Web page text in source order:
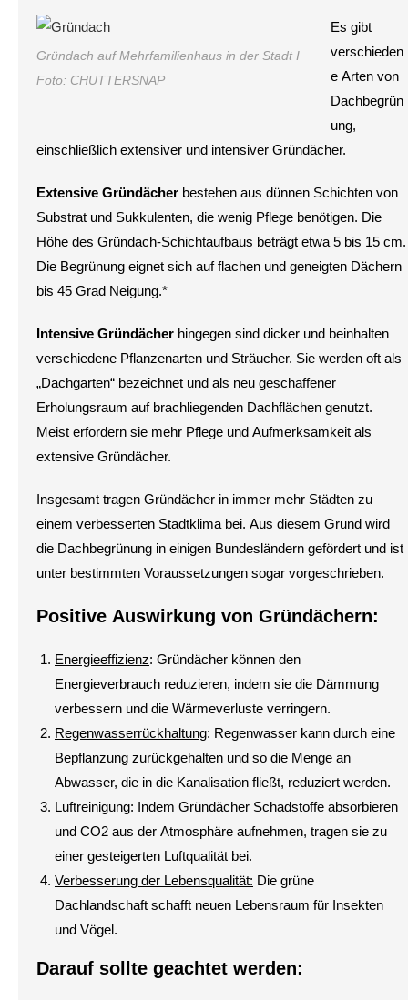
Gründach auf Mehrfamilienhaus in der Stadt I
Foto: CHUTTERSNAP
Es gibt
verschieden
e Arten von
Dachbegrün
ung,
einschließlich extensiver und intensiver Gründächer.
Extensive Gründächer bestehen aus dünnen Schichten von
Substrat und Sukkulenten, die wenig Pflege benötigen. Die
Höhe des Gründach-Schichtaufbaus beträgt etwa 5 bis 15 cm.
Die Begrünung eignet sich auf flachen und geneigten Dächern
bis 45 Grad Neigung.*
Intensive Gründächer hingegen sind dicker und beinhalten
verschiedene Pflanzenarten und Sträucher. Sie werden oft als
„Dachgarten“ bezeichnet und als neu geschaffener
Erholungsraum auf brachliegenden Dachflächen genutzt.
Meist erfordern sie mehr Pflege und Aufmerksamkeit als
extensive Gründächer.
Insgesamt tragen Gründächer in immer mehr Städten zu
einem verbesserten Stadtklima bei. Aus diesem Grund wird
die Dachbegrünung in einigen Bundesländern gefördert und ist
unter bestimmten Voraussetzungen sogar vorgeschrieben.
Positive Auswirkung von Gründächern:
Energieeffizienz: Gründächer können den
Energieverbrauch reduzieren, indem sie die Dämmung
verbessern und die Wärmeverluste verringern.
Regenwasserrückhaltung: Regenwasser kann durch eine
Bepflanzung zurückgehalten und so die Menge an
Abwasser, die in die Kanalisation fließt, reduziert werden.
Luftreinigung: Indem Gründächer Schadstoffe absorbieren
und CO2 aus der Atmosphäre aufnehmen, tragen sie zu
einer gesteigerten Luftqualität bei.
Verbesserung der Lebensqualität: Die grüne
Dachlandschaft schafft neuen Lebensraum für Insekten
und Vögel.
Darauf sollte geachtet werden: